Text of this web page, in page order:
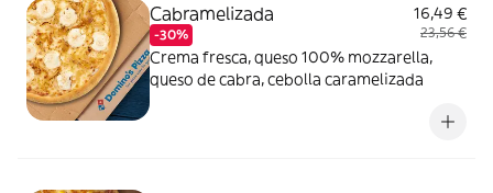
Cabramelizada
-30%
16,49 €
23,56 €
Crema fresca, queso 100% mozzarella,
queso de cabra, cebolla caramelizada